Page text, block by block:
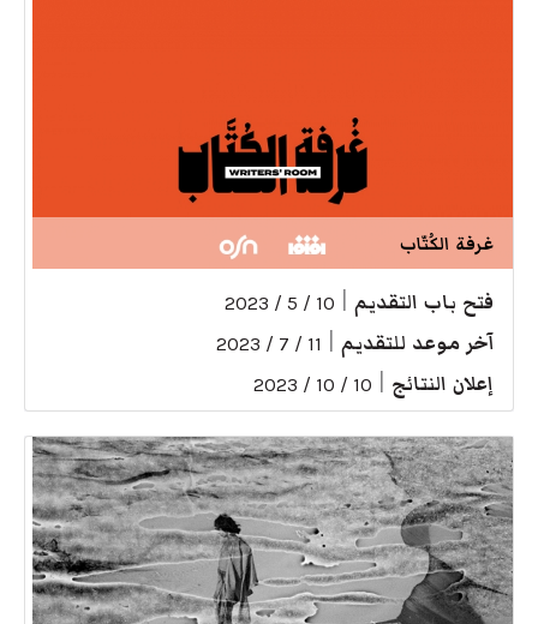
غرفة الكُتّاب
فتح باب التقديم 10 / 5 / 2023
آخر موعد للتقديم 11 / 7 / 2023
إعلان النتائج 10 / 10 / 2023